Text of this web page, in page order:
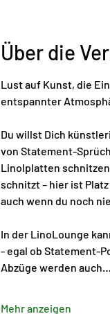
Über die
Lust auf Kunst, die
entspannter
Du willst Dich
von Statement-
Linolplatten schnitzen
schnitzt – hier ist
auch wenn du noch
In der LinoLounge
- egal ob Statement-
Abzüge werden auch…
Mehr anzeigen